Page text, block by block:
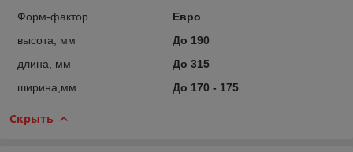
Форм-фактор
Евро
высота, мм
До 190
длина, мм
До 315
ширина,мм
До 170 - 175
Скрыть